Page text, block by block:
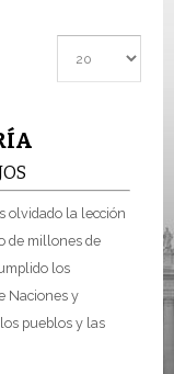
olvidado la lección
de millones de
los
Naciones y
pueblos y las